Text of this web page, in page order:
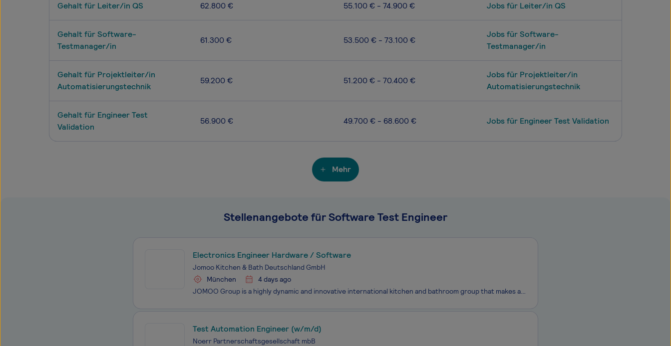
Gehalt für Leiter/in QS 62.800 € 55.100 € - 74.900 € Jobs für Leiter/in QS
Gehalt für Software-
Testmanager/in
61.300 € 53.500 € - 73.100 €
Jobs für Software-
Testmanager/in
Gehalt für Projektleiter/in
Automatisierungstechnik
59.200 € 51.200 € - 70.400 €
Jobs für Projektleiter/in
Automatisierungstechnik
Gehalt für Engineer Test
Validation
56.900 € 49.700 € - 68.600 € Jobs für Engineer Test Validation
Mehr
Stellenangebote für Software Test Engineer
Electronics Engineer Hardware / Software
Jomoo Kitchen & Bath Deutschland GmbH
München
4 days ago
JOMOO Group is a highly dynamic and innovative international kitchen and bathroom group that makes a better home a reality for everyone, everywhere. Our family of brands includes European luxury brands as well as the leading brands for the young generation in China. We offer holistic design and an i
Test Automation Engineer (w/m/d)
Noerr Partnerschaftsgesellschaft mbB